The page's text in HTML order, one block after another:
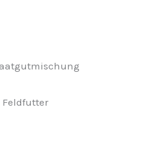
Feldfutter